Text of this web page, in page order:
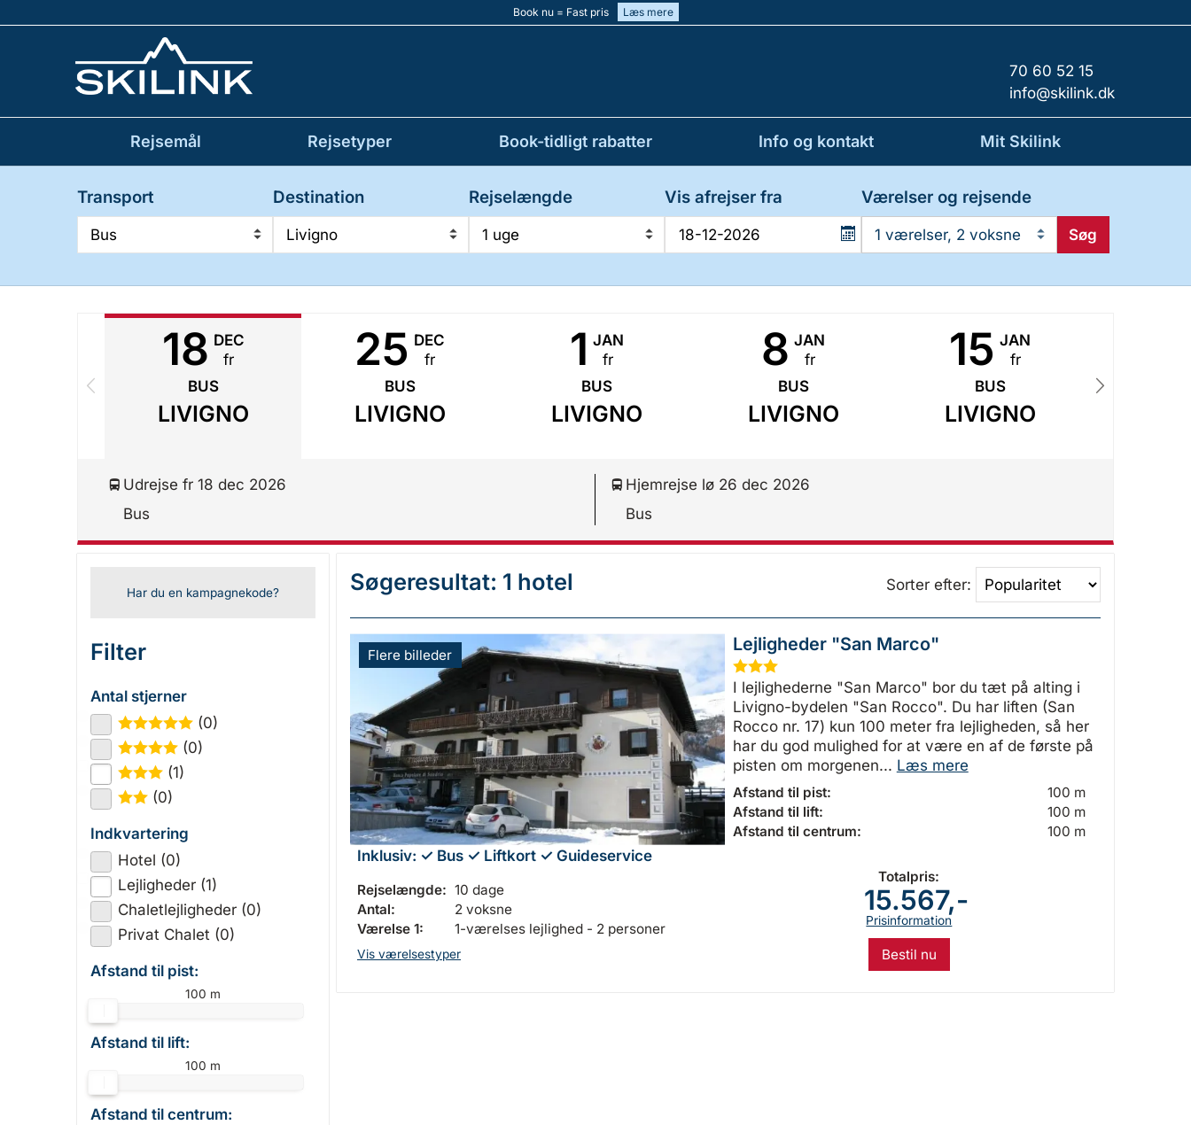
Book nu = Fast pris Læs mere
70 60 52 15
info@skilink.dk
Rejsemål Rejsetyper Book-tidligt rabatter Info og kontakt Mit Skilink
Transport
Bus
Destination
Livigno
Rejselængde
1 uge
Vis afrejser fra Værelser og rejsende
1 værelser, 2 voksne Søg
18 DEC
fr
BUS
LIVIGNO
25 DEC
fr
BUS
LIVIGNO
1 JAN
fr
BUS
LIVIGNO
8 JAN
fr
BUS
LIVIGNO
15 JAN
fr
BUS
LIVIGNO
Udrejse fr 18 dec 2026
Bus
Hjemrejse lø 26 dec 2026
Bus
Har du en kampagnekode?
Filter
Antal stjerner
★★★★★
(0)
★★★★
(0)
★★★
(1)
★★
(0)
Indkvartering
Hotel (0)
Lejligheder (1)
Chaletlejligheder (0)
Privat Chalet (0)
Afstand til pist:
100 m
Afstand til lift:
100 m
Afstand til centrum:
Søgeresultat: 1 hotel Sorter efter:
Flere billeder Lejligheder "San Marco"
★★★
I lejlighederne "San Marco" bor du tæt på alting i
Livigno-bydelen "San Rocco". Du har liften (San
Rocco nr. 17) kun 100 meter fra lejligheden, så her
har du god mulighed for at være en af de første på
pisten om morgenen... Læs mere
Afstand til pist:
100 m
Afstand til lift:
100 m
Afstand til centrum:
100 m
Inklusiv: ✓ Bus ✓ Liftkort ✓ Guideservice
Rejselængde: 10 dage
Antal:
2 voksne
Værelse 1:
1-værelses lejlighed - 2 personer
Vis værelsestyper
Totalpris:
15.567,-
Prisinformation
Bestil nu